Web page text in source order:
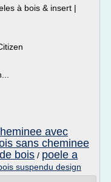
à bois & insert |
avec
sans cheminee
bois / poele a
suspendu design